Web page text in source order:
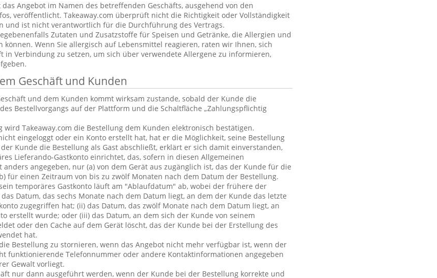
Angebot im Namen des betreffenden Geschäfts, ausgehend von den
veröffentlicht. Takeaway.com überprüft nicht die Richtigkeit oder Vollständigkeit
und ist nicht verantwortlich für die Durchführung des Vertrags.
Zutaten und Zusatzstoffe für Speisen und Getränke, die Allergien und
können. Wenn Sie allergisch auf Lebensmittel reagieren, raten wir Ihnen, sich
in Verbindung zu setzen, um sich über verwendete Allergene zu informieren,
Geschäft und Kunden
und dem Kunden kommt wirksam zustande, sobald der Kunde die
Bestellvorgangs auf der Plattform und die Schaltfläche „Zahlungspflichtig
wird Takeaway.com die Bestellung dem Kunden elektronisch bestätigen.
eingeloggt oder ein Konto erstellt hat, hat er die Möglichkeit, seine Bestellung
Kunde die Bestellung als Gast abschließt, erklärt er sich damit einverstanden,
Lieferando-Gastkonto einrichtet, das, sofern in diesen Allgemeinen
angegeben, nur (a) von dem Gerät aus zugänglich ist, das der Kunde für die
für einen Zeitraum von bis zu zwölf Monaten nach dem Datum der Bestellung.
temporäres Gastkonto läuft am "Ablaufdatum" ab, wobei der frühere der
Datum, das sechs Monate nach dem Datum liegt, an dem der Kunde das letzte
zugegriffen hat; (ii) das Datum, das zwölf Monate nach dem Datum liegt, an
erstellt wurde; oder (iii) das Datum, an dem sich der Kunde von seinem
oder den Cache auf dem Gerät löscht, das der Kunde bei der Erstellung des
hat.
Bestellung zu stornieren, wenn das Angebot nicht mehr verfügbar ist, wenn der
funktionierende Telefonnummer oder andere Kontaktinformationen angegeben
Gewalt vorliegt.
nur dann ausgeführt werden, wenn der Kunde bei der Bestellung korrekte und